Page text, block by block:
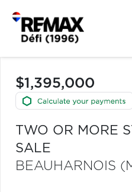
$1,395,000
TWO OR MORE
SALE
BEAUHARNOIS